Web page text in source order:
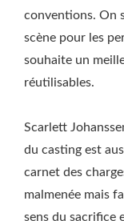
conventions. On
scène pour les
souhaite un
réutilisables.
Scarlett
du casting est
carnet des
malmenée mais
sens du sacrifice